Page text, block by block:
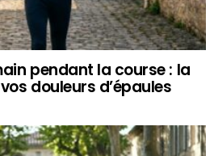
pendant la course : la
douleurs d’épaules